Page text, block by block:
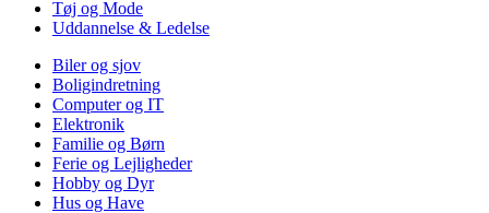
Tøj og Mode
Uddannelse & Ledelse
Biler og sjov
Boligindretning
Computer og IT
Elektronik
Familie og Børn
Ferie og Lejligheder
Hobby og Dyr
Hus og Have